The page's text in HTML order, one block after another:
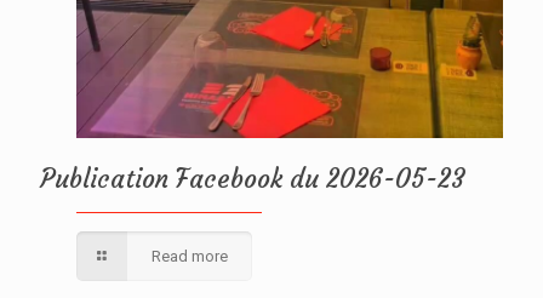
Publication Facebook du 2026-05-23
Read more